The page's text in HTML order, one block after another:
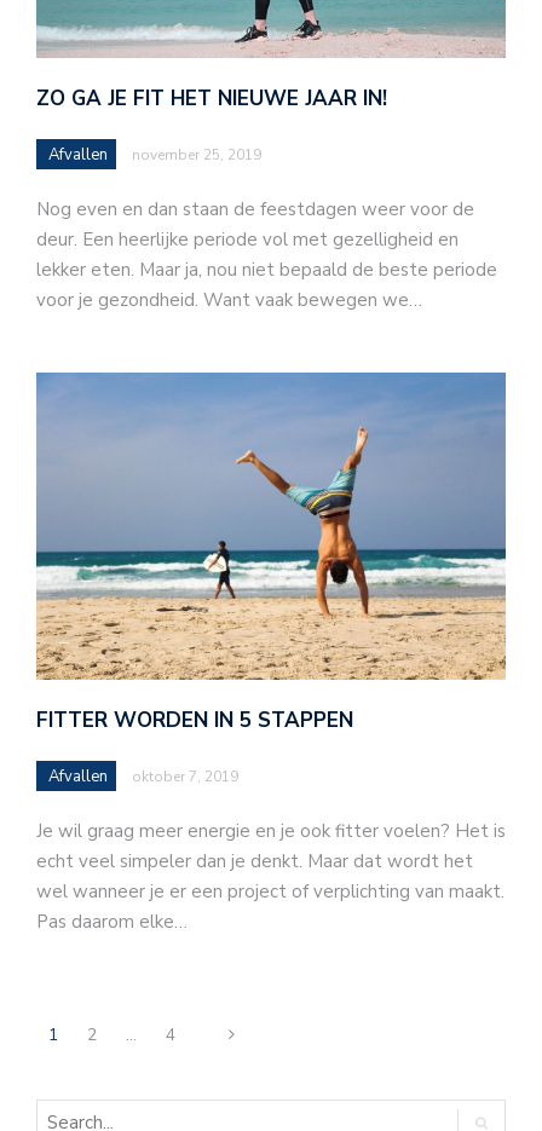
ZO GA JE FIT HET NIEUWE JAAR IN!
Afvallen november 25, 2019
Nog even en dan staan de feestdagen weer voor de
deur. Een heerlijke periode vol met gezelligheid en
lekker eten. Maar ja, nou niet bepaald de beste periode
voor je gezondheid. Want vaak bewegen we…
FITTER WORDEN IN 5 STAPPEN
Afvallen oktober 7, 2019
Je wil graag meer energie en je ook fitter voelen? Het is
echt veel simpeler dan je denkt. Maar dat wordt het
wel wanneer je er een project of verplichting van maakt.
Pas daarom elke…
1 2 … 4